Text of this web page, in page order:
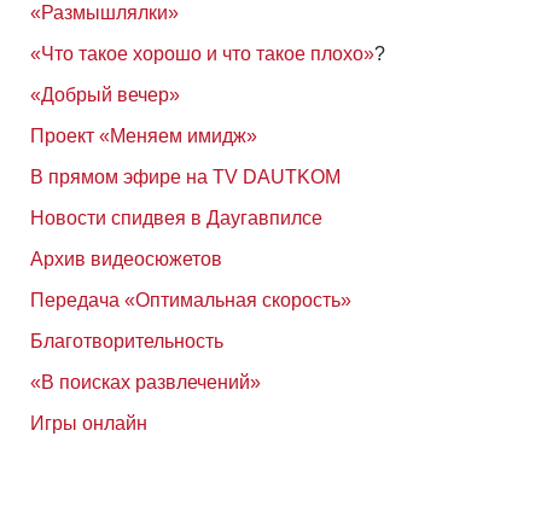
«Размышлялки»
«Что такое хорошо и что такое плохо»?
«Добрый вечер»
Проект «Меняем имидж»
В прямом эфире на TV DAUTKOM
Новости спидвея в Даугавпилсе
Архив видеосюжетов
Передача «Оптимальная скорость»
Благотворительность
«В поисках развлечений»
Игры онлайн